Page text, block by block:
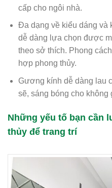
cấp cho ngôi nhà.
Đa dạng về kiểu dáng và
dễ dàng lựa chọn được
theo sở thích. Phong
hợp phong thủy.
Gương kính dễ dàng lau
sẽ, sáng bóng cho không
Những yếu tố bạn cần
thủy để trang trí